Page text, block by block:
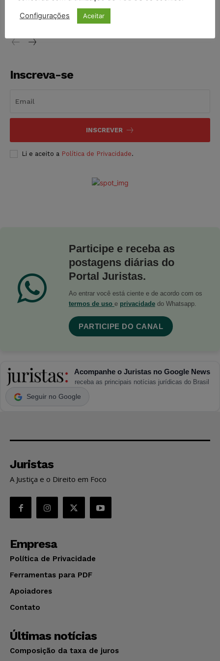
vendia canetas emagrecedoras no local de trabalho
NOTÍCIAS 07/08/2026
Inscreva-se
INSCREVER
Li e aceito a Política de Privacidade.
Participe e receba as
postagens diárias do
Portal Juristas.
Ao entrar você está ciente e de acordo com os
termos de uso e privacidade do Whatsapp.
PARTICIPE DO CANAL
Acompanhe o Juristas no Google News
receba as principais notícias jurídicas do Brasil
Seguir no Google
Juristas
A Justiça e o Direito em Foco
Empresa
Política de Privacidade
Ferramentas para PDF
Apoiadores
Contato
Últimas notícias
Composição da taxa de juros
Configurações Aceitar